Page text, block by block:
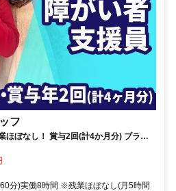
フ
ほぼなし！ 賞与2回(計4か月分) ブラン
分)実働8時間 ※残業ほぼなし(月5時間